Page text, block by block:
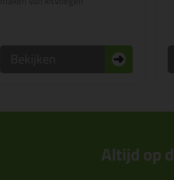
Altijd op